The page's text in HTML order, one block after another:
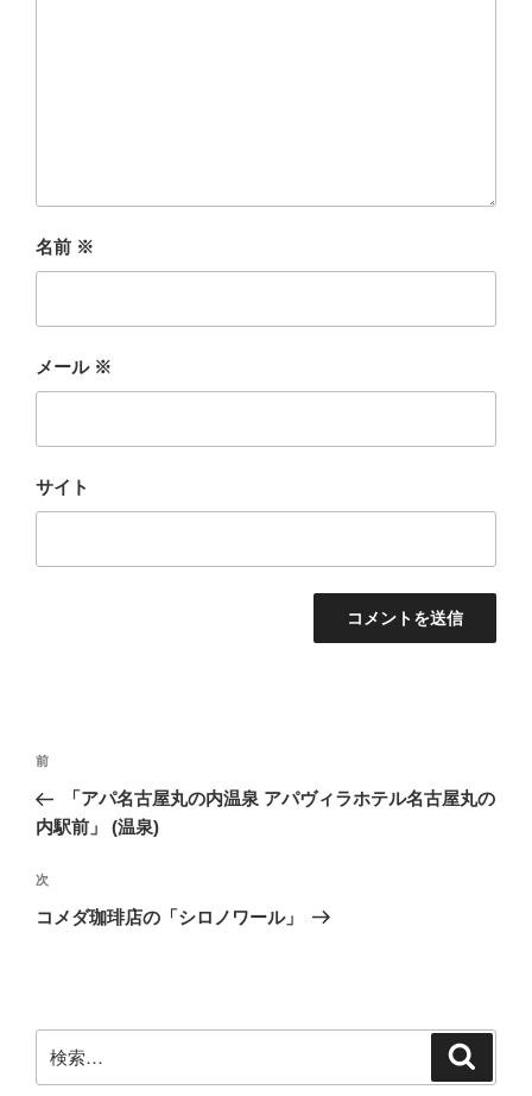
名前 ※
メール ※
サイト
投
ナ
ゲ
ー
前
の
投
前
「アパ名古屋丸の内温泉 アパヴィラホテル名古屋丸の
内駅前」 (温泉)
次
の
次
コメダ珈琲店の「シロノワール」
索: